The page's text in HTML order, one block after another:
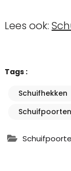
Lees ook:
Tags :
Schuifhekken
Schuifpoorten